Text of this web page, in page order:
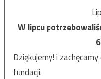
W lipcu
Dziękujemy! i
fundacji.